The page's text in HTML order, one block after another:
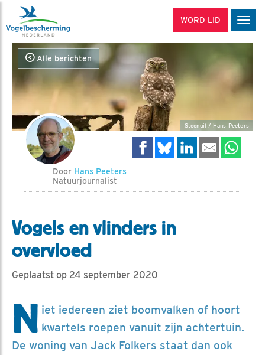
WORD LID
Alle berichten
Steenuil / Hans Peeters
Door Hans Peeters
Natuurjournalist
Vogels en vlinders in
overvloed
Geplaatst op 24 september 2020
N iet iedereen ziet boomvalken of hoort
kwartels roepen vanuit zijn achtertuin.
De woning van Jack Folkers staat dan ook